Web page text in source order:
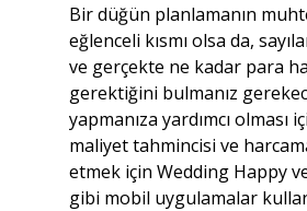
Bir düğün planlamanın
eğlenceli kısmı olsa da,
ve gerçekte ne kadar para
gerektiğini bulmanız
yapmanıza yardımcı olması
maliyet tahmincisi ve
etmek için Wedding Happy
gibi mobil uygulamalar